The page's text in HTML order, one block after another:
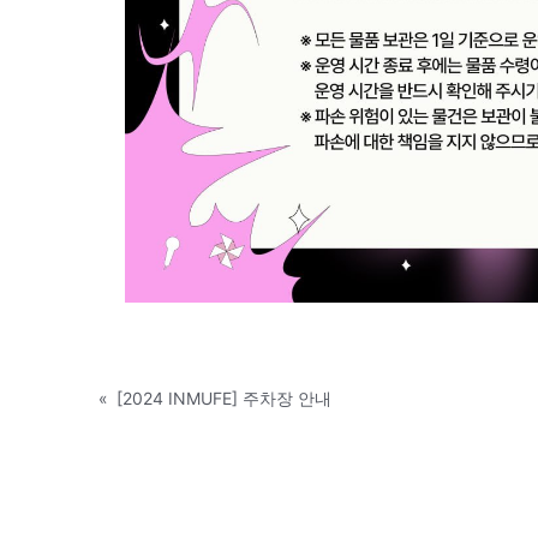
« [2024 INMUFE] 주차장 안내